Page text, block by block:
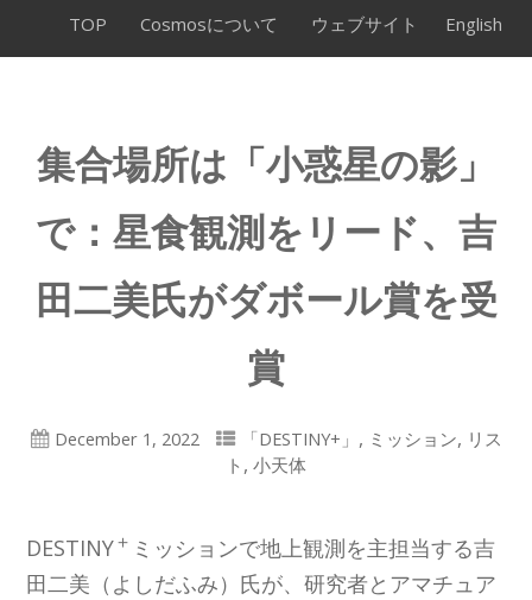
TOP Cosmosについて ウェブサイト English
集合場所は「小惑星の影」
で：星食観測をリード、吉
田二美氏がダボール賞を受
賞
December 1, 2022 「DESTINY+」 , ミッション, リス
ト , 小天体
DESTINY＋ ミッションで地上観測を主担当する吉
田二美（よしだふみ）氏が、研究者とアマチュア